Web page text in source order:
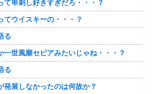
て串刺し好きすぎだろ・・・？
てウイスキーの・・・？
る
一世風靡セピアみたいじゃね・・・？
る
発展しなかったのは何故か？